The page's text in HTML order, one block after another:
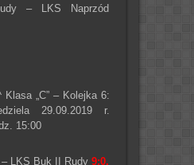
– LKS Naprzód
Klasa „C” – Kolejka 6:
29.09.2019 r.
15:00
LKS Buk II Rudy 9:0,